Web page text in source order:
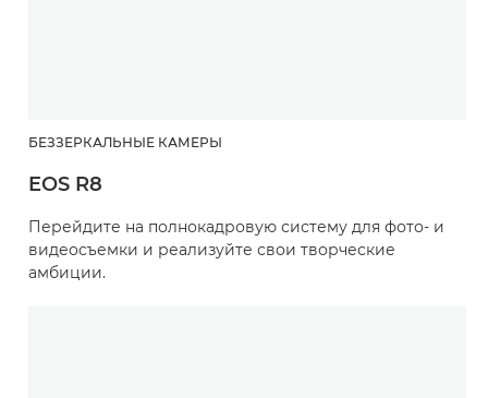
БЕЗЗЕРКАЛЬНЫЕ КАМЕРЫ
EOS R8
Перейдите на полнокадровую систему для фото- и
видеосъемки и реализуйте свои творческие
амбиции.